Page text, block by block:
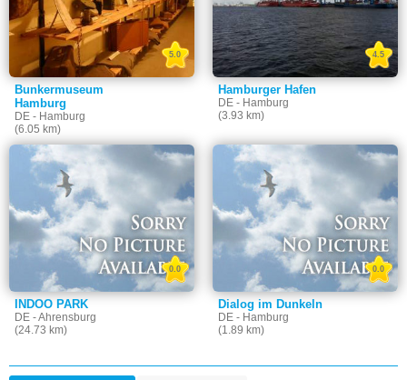
Bunkermuseum
Hamburg
DE - Hamburg
(6.05 km)
5.0
Hamburger Hafen
DE - Hamburg
(3.93 km)
4.5
INDOO PARK
DE - Ahrensburg
(24.73 km)
0.0
Dialog im Dunkeln
DE - Hamburg
(1.89 km)
0.0